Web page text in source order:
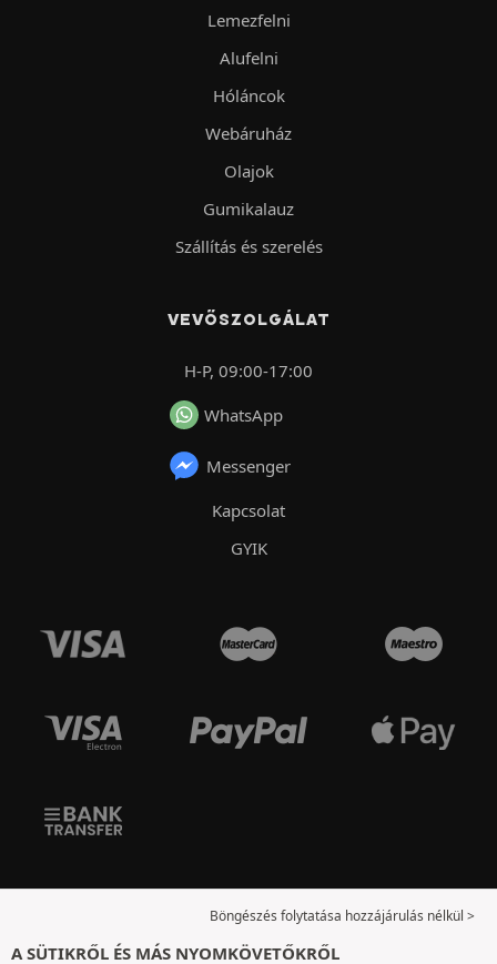
Lemezfelni
Alufelni
Hóláncok
Webáruház
Olajok
Gumikalauz
Szállítás és szerelés
VEVŐSZOLGÁLAT
H-P, 09:00-17:00
WhatsApp
Messenger
Kapcsolat
GYIK
Böngészés folytatása hozzájárulás nélkül >
A SÜTIKRŐL ÉS MÁS NYOMKÖVETŐKRŐL